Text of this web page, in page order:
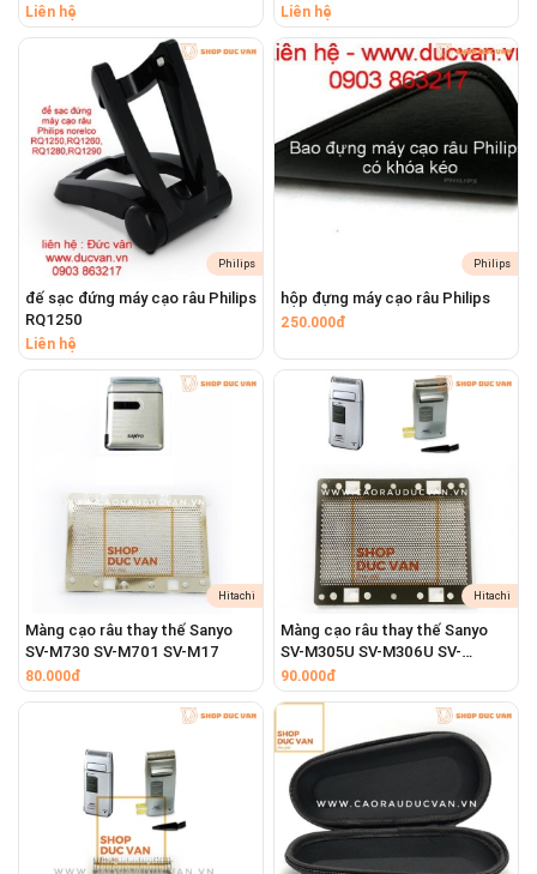
Liên hệ Liên hệ
Philips
đế sạc đứng máy cạo râu Philips
RQ1250
Liên hệ
Philips
hộp đựng máy cạo râu Philips
250.000đ
Hitachi
Màng cạo râu thay thế Sanyo
SV-M730 SV-M701 SV-M17
80.000đ
Hitachi
Màng cạo râu thay thế Sanyo
SV-M305U SV-M306U SV-
M308U
90.000đ